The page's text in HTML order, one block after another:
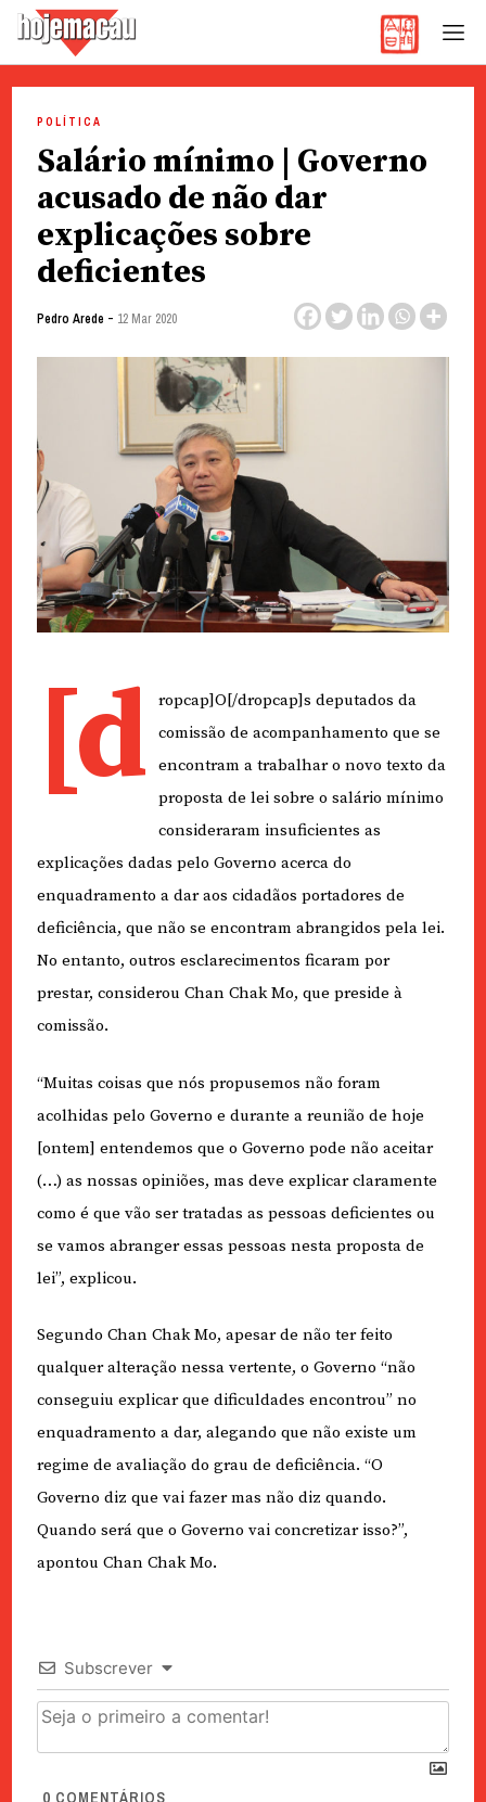
content
POLÍTICA
Salário mínimo | Governo
acusado de não dar
explicações sobre
deficientes
Pedro Arede - 12 Mar 2020
[d
ropcap]O[/dropcap]s deputados da
comissão de acompanhamento que se
encontram a trabalhar o novo texto da
proposta de lei sobre o salário mínimo
consideraram insuficientes as
explicações dadas pelo Governo acerca do
enquadramento a dar aos cidadãos portadores de
deficiência, que não se encontram abrangidos pela lei.
No entanto, outros esclarecimentos ficaram por
prestar, considerou Chan Chak Mo, que preside à
comissão.
“Muitas coisas que nós propusemos não foram
acolhidas pelo Governo e durante a reunião de hoje
[ontem] entendemos que o Governo pode não aceitar
(…) as nossas opiniões, mas deve explicar claramente
como é que vão ser tratadas as pessoas deficientes ou
se vamos abranger essas pessoas nesta proposta de
lei”, explicou.
Segundo Chan Chak Mo, apesar de não ter feito
qualquer alteração nessa vertente, o Governo “não
conseguiu explicar que dificuldades encontrou” no
enquadramento a dar, alegando que não existe um
regime de avaliação do grau de deficiência. “O
Governo diz que vai fazer mas não diz quando.
Quando será que o Governo vai concretizar isso?”,
apontou Chan Chak Mo.
Subscrever
COMENTÁRIOS